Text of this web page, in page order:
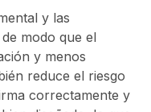
y las
modo que el
y menos
reduce el riesgo
correctamente y